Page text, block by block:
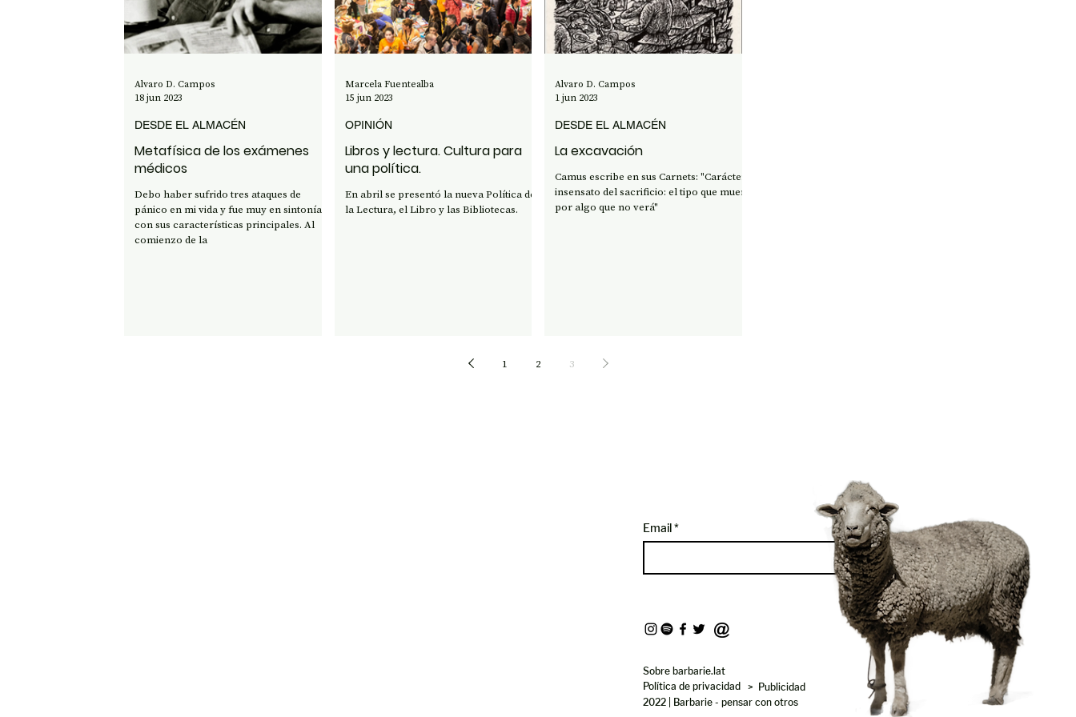
OPINIÓN 50 AÑOS DEL GOLPE CIENCIA Y TECNOLOGÍA
Metafísica de los exámenes
médicos
Debo haber sufrido tres ataques de
pánico en mi vida y fue muy en sintonía
con sus características principales. Al
comienzo de la
DESDE EL ALMACÉN
Alvaro D. Campos
18 jun 2023
Libros y lectura. Cultura para
una política.
En abril se presentó la nueva Política de
la Lectura, el Libro y las Bibliotecas.
OPINIÓN
Marcela Fuentealba
15 jun 2023
La excavación
Camus escribe en sus Carnets: "Carácter
insensato del sacrificio: el tipo que muere
por algo que no verá"
DESDE EL ALMACÉN
Alvaro D. Campos
1 jun 2023
1 2 3
Email
Enviar
Sobre barbarie.lat
Política de privacidad
> Publicidad
2022 | Barbarie - pensar con otros